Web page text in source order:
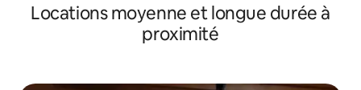
Locations moyenne et longue durée à
proximité